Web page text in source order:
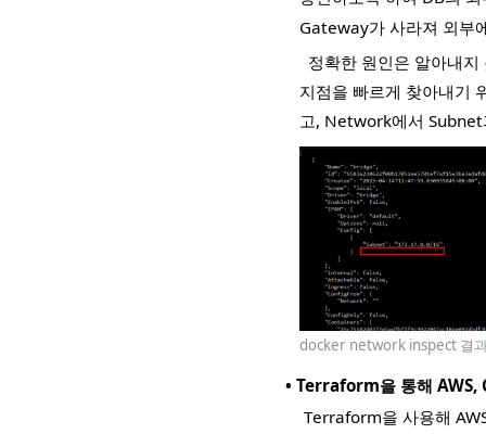
Gateway가 사라져 외부
정확한 원인은 알아내
지점을 빠르게 찾아내기
고, Network에서 Subnet
docker network inspect 결
• Terraform을 통해 AWS,
Terraform을 사용해